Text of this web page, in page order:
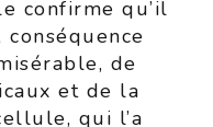
confirme qu’il
de
et de la
qui l’a